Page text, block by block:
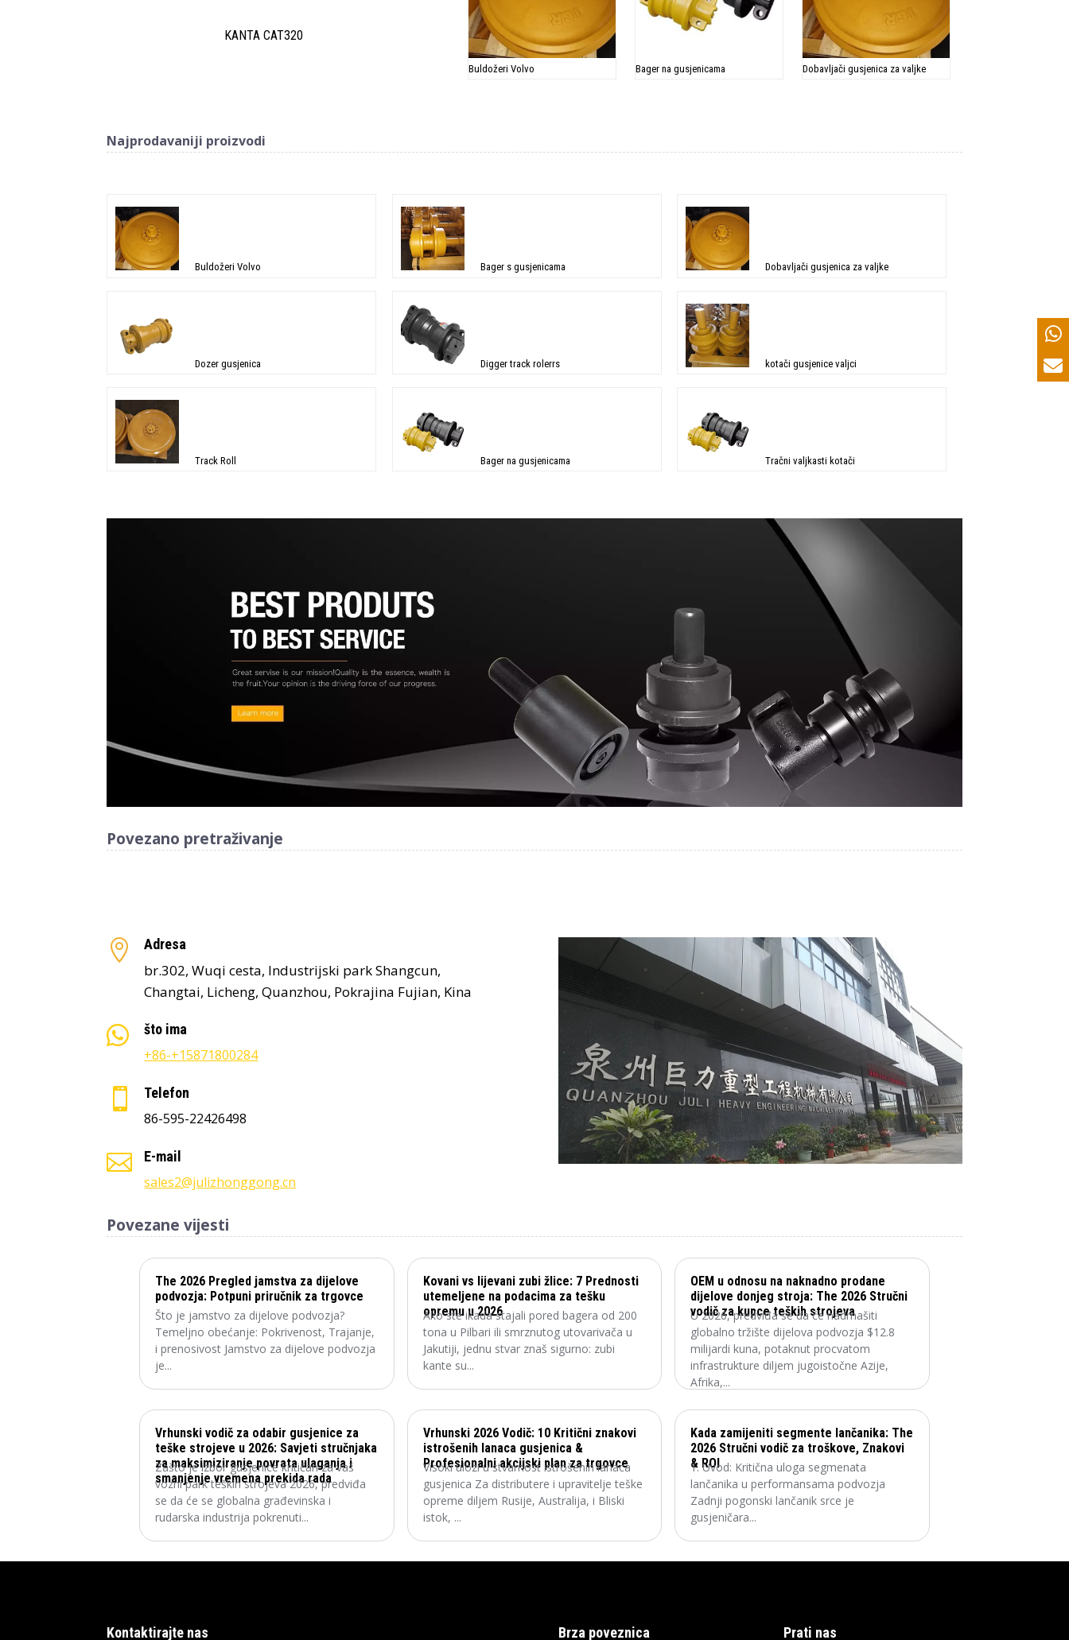
KANTA CAT320
Buldožeri Volvo Bager na gusjenicama Dobavljači gusjenica za valjke
Najprodavaniji proizvodi
Buldožeri Volvo Bager s gusjenicama Dobavljači gusjenica za valjke
Dozer gusjenica Digger track rolerrs kotači gusjenice valjci
Track Roll Bager na gusjenicama Tračni valjkasti kotači
Povezano pretraživanje
 Adresa
br.302, Wuqi cesta, Industrijski park Shangcun,
Changtai, Licheng, Quanzhou, Pokrajina Fujian, Kina
 što ima
+86-+15871800284
 Telefon
86-595-22426498
 E-mail
sales2@julizhonggong.cn
Povezane vijesti
The 2026 Pregled jamstva za dijelove
podvozja: Potpuni priručnik za trgovce
Što je jamstvo za dijelove podvozja?
Temeljno obećanje: Pokrivenost, Trajanje,
i prenosivost Jamstvo za dijelove podvozja
je...
Vrhunski vodič za odabir gusjenice za
teške strojeve u 2026: Savjeti stručnjaka
za maksimiziranje povrata ulaganja i
smanjenje vremena prekida rada
Zašto je izbor gusjenice kritičan za vaš
vozni park teških strojeva 2026, predviđa
se da će se globalna građevinska i
rudarska industrija pokrenuti...
Kovani vs lijevani zubi žlice: 7 Prednosti
utemeljene na podacima za tešku
opremu u 2026
Ako ste ikada stajali pored bagera od 200
tona u Pilbari ili smrznutog utovarivača u
Jakutiji, jednu stvar znaš sigurno: zubi
kante su...
Vrhunski 2026 Vodič: 10 Kritični znakovi
istrošenih lanaca gusjenica &
Profesionalni akcijski plan za trgovce
Visoki ulozi u stvarnost istrošenih lanaca
gusjenica Za distributere i upravitelje teške
opreme diljem Rusije, Australija, i Bliski
istok, ...
OEM u odnosu na naknadno prodane
dijelove donjeg stroja: The 2026 Stručni
vodič za kupce teških strojeva
U 2026, predviđa se da će nadmašiti
globalno tržište dijelova podvozja $12.8
milijardi kuna, potaknut procvatom
infrastrukture diljem jugoistočne Azije,
Afrika,...
Kada zamijeniti segmente lančanika: The
2026 Stručni vodič za troškove, Znakovi
& ROI
1. Uvod: Kritična uloga segmenata
lančanika u performansama podvozja
Zadnji pogonski lančanik srce je
gusjeničara...
Kontaktirajte nas Brza poveznica Prati nas